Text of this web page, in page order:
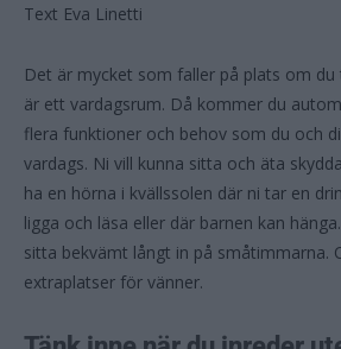
Text Eva Linetti
Det är mycket som faller på plats om
är ett vardagsrum. Då kommer du
flera funktioner och behov som du och
vardags. Ni vill kunna sitta och äta
ha en hörna i kvällssolen där ni tar en
ligga och läsa eller där barnen kan
sitta bekvämt långt in på småtimmarna.
extraplatser för vänner.